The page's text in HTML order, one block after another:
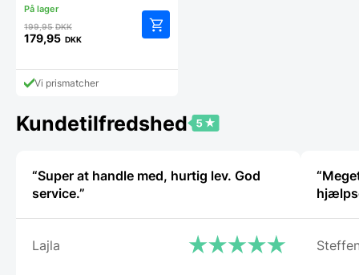
199,95DKKDen
oprindelige
var:
199,95 DKK.
179,95 DKK
aktuelle
prisVi prismatcher
Kundetilfredshed
“Super at handle med, hurtig lev. God
service.”
Lajla